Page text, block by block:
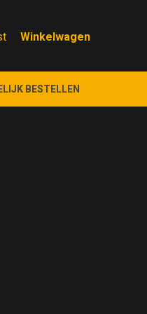
BESTELLEN